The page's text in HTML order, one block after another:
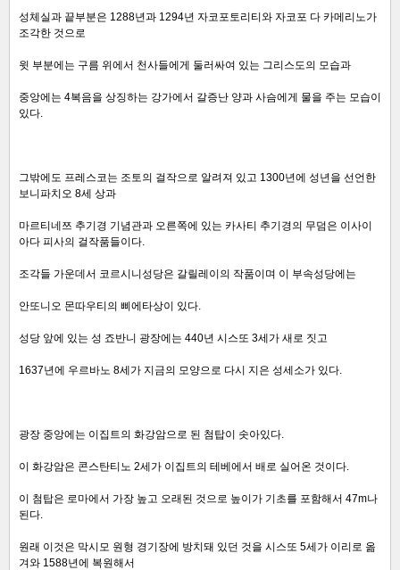
성체실과 끝부분은 1288년과 1294년 자코포토리티와 자코포 다 카메리노가
조각한 것으로
윗 부분에는 구름 위에서 천사들에게 둘러싸여 있는 그리스도의 모습과
중앙에는 4복음을 상징하는 강가에서 갈증난 양과 사슴에게 물을 주는 모습이
있다.
그밖에도 프레스코는 조토의 걸작으로 알려져 있고 1300년에 성년을 선언한
보니파치오 8세 상과
마르티네쯔 추기경 기념관과 오른쪽에 있는 카사티 추기경의 무덤은 이사이
아다 피사의 걸작품들이다.
조각들 가운데서 코르시니성당은 갈릴레이의 작품이며 이 부속성당에는
안또니오 몬따우티의 삐에타상이 있다.
성당 앞에 있는 성 죠반니 광장에는 440년 시스또 3세가 새로 짓고
1637년에 우르바노 8세가 지금의 모양으로 다시 지은 성세소가 있다.
광장 중앙에는 이집트의 화강암으로 된 첨탑이 솟아있다.
이 화강암은 콘스탄티노 2세가 이집트의 테베에서 배로 실어온 것이다.
이 첨탑은 로마에서 가장 높고 오래된 것으로 높이가 기초를 포함해서 47m나
된다.
원래 이것은 막시모 원형 경기장에 방치돼 있던 것을 시스또 5세가 이리로 옮
겨와 1588년에 복원해서